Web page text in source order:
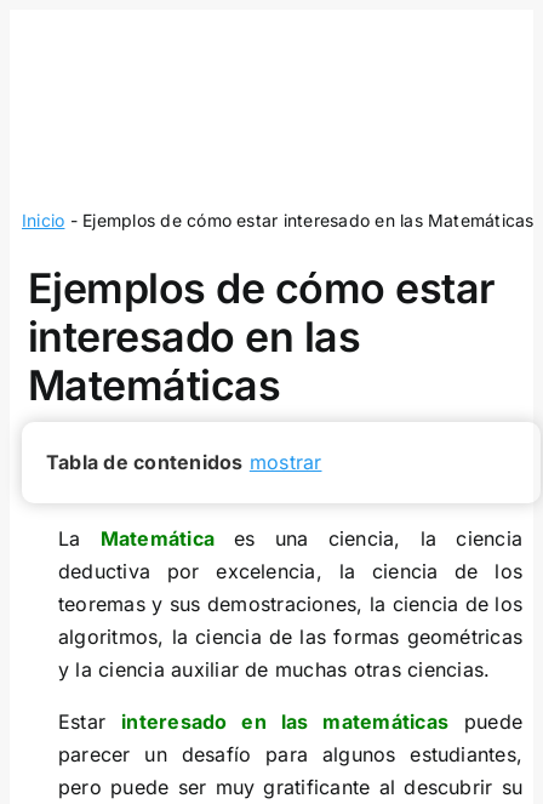
Inicio - Ejemplos de cómo estar interesado en las Matemáticas
Ejemplos de cómo estar
interesado en las
Matemáticas
Tabla de contenidos mostrar
La Matemática es una ciencia, la ciencia
deductiva por excelencia, la ciencia de los
teoremas y sus demostraciones, la ciencia de los
algoritmos, la ciencia de las formas geométricas
y la ciencia auxiliar de muchas otras ciencias.
Estar interesado en las matemáticas puede
parecer un desafío para algunos estudiantes,
pero puede ser muy gratificante al descubrir su